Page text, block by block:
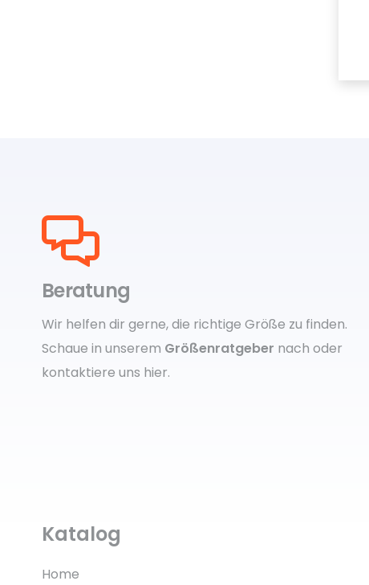
Beratung
Wir helfen dir gerne, die richtige Größe zu finden.
Schaue in unserem Größenratgeber nach oder
kontaktiere uns hier.
Katalog
Home